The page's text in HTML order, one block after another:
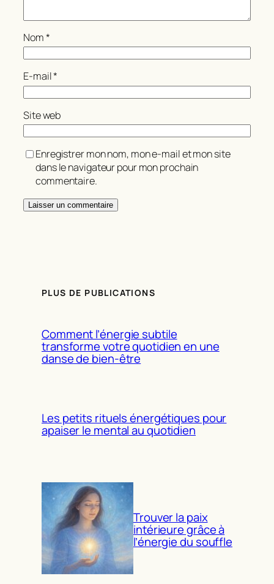
Nom*
E-mail*
Site web
Enregistrer mon nom, mon e-mail et mon site
dans le navigateur pour mon prochain
commentaire.
PLUS DE PUBLICATIONS
Comment l’énergie subtile
transforme votre quotidien en une
danse de bien-être
Les petits rituels énergétiques pour
apaiser le mental au quotidien
Trouver la paix
intérieure grâce à
l’énergie du souffle